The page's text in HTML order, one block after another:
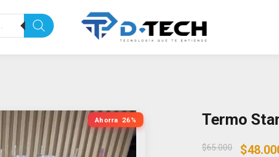
Ahorra 26% Termo
$65.000 $